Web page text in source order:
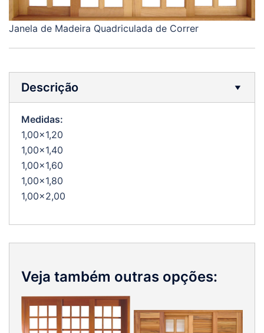
Janela de Madeira Quadriculada de Correr
Descrição
Medidas:
1,00×1,20
1,00×1,40
1,00×1,60
1,00×1,80
1,00×2,00
Veja também outras opções: